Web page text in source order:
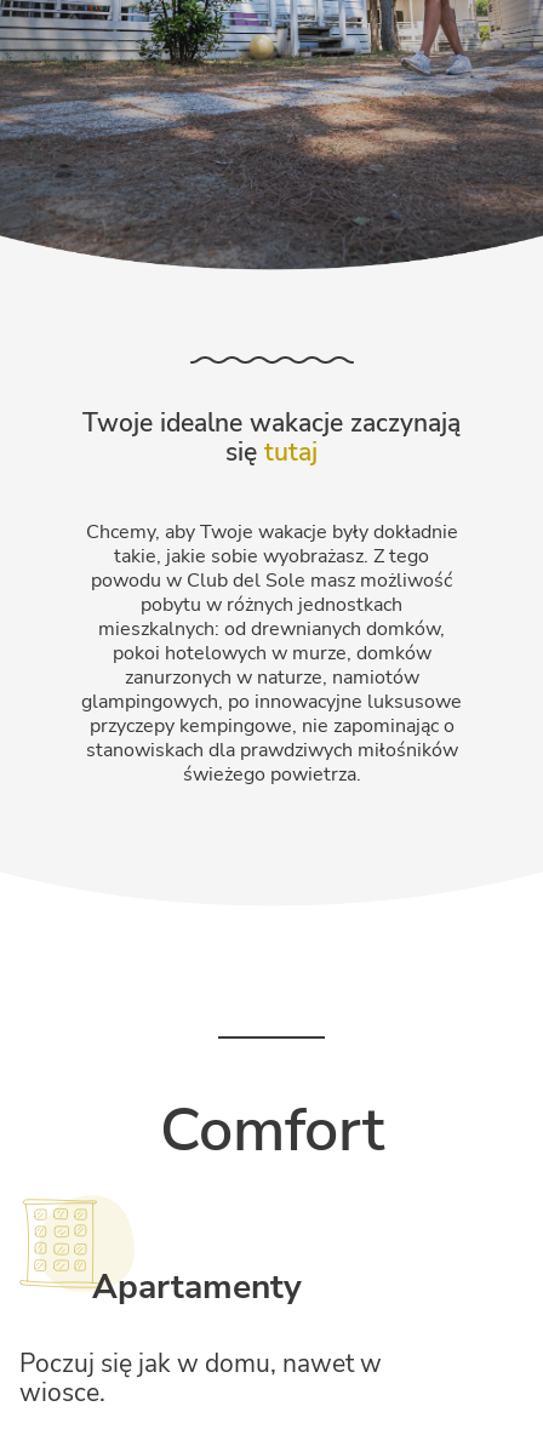
Twoje idealne wakacje zaczynają
się tutaj
Chcemy, aby Twoje wakacje były dokładnie
takie, jakie sobie wyobrażasz. Z tego
powodu w Club del Sole masz możliwość
pobytu w różnych jednostkach
mieszkalnych: od drewnianych domków,
pokoi hotelowych w murze, domków
zanurzonych w naturze, namiotów
glampingowych, po innowacyjne luksusowe
przyczepy kempingowe, nie zapominając o
stanowiskach dla prawdziwych miłośników
świeżego powietrza.
Comfort
Apartamenty
Poczuj się jak w domu, nawet w
wiosce.